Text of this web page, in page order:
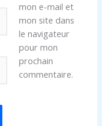
mon e-mail et
mon site dans
le navigateur
pour mon
prochain
commentaire.